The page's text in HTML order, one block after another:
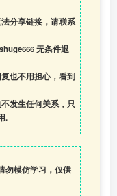
分享链接，请联系
无条件退
也不用担心，看到
发生任何关系，只
.
勿模仿学习，仅供